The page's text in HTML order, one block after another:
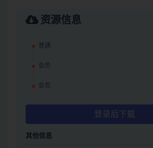
资源信息
普通
会员
会员
登录后下载
其他信息